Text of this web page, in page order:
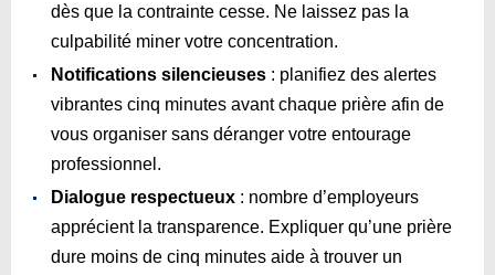
dès que la contrainte cesse. Ne laissez pas la
culpabilité miner votre concentration.
Notifications silencieuses : planifiez des alertes
vibrantes cinq minutes avant chaque prière afin de
vous organiser sans déranger votre entourage
professionnel.
Dialogue respectueux : nombre d’employeurs
apprécient la transparence. Expliquer qu’une prière
dure moins de cinq minutes aide à trouver un